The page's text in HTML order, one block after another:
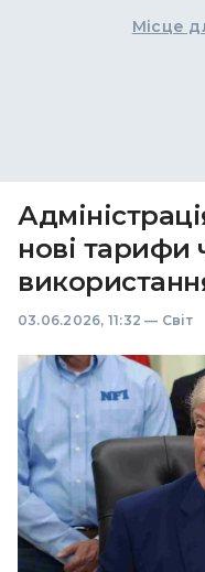
Місце
нові тарифи
03.06.2026, 11:32 — Світ